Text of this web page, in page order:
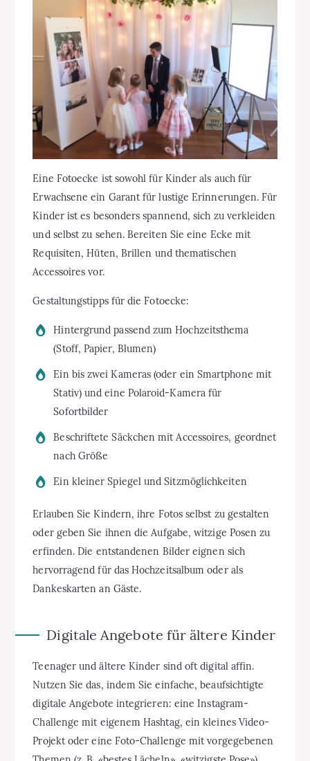
Eine Fotoecke ist sowohl für Kinder als auch für
Erwachsene ein Garant für lustige Erinnerungen. Für
Kinder ist es besonders spannend, sich zu verkleiden
und selbst zu sehen. Bereiten Sie eine Ecke mit
Requisiten, Hüten, Brillen und thematischen
Accessoires vor.
Gestaltungstipps für die Fotoecke:
Hintergrund passend zum Hochzeitsthema
(Stoff, Papier, Blumen)
Ein bis zwei Kameras (oder ein Smartphone mit
Stativ) und eine Polaroid-Kamera für
Sofortbilder
Beschriftete Säckchen mit Accessoires, geordnet
nach Größe
Ein kleiner Spiegel und Sitzmöglichkeiten
Erlauben Sie Kindern, ihre Fotos selbst zu gestalten
oder geben Sie ihnen die Aufgabe, witzige Posen zu
erfinden. Die entstandenen Bilder eignen sich
hervorragend für das Hochzeitsalbum oder als
Dankeskarten an Gäste.
Digitale Angebote für ältere Kinder
Teenager und ältere Kinder sind oft digital affin.
Nutzen Sie das, indem Sie einfache, beaufsichtigte
digitale Angebote integrieren: eine Instagram-
Challenge mit eigenem Hashtag, ein kleines Video-
Projekt oder eine Foto-Challenge mit vorgegebenen